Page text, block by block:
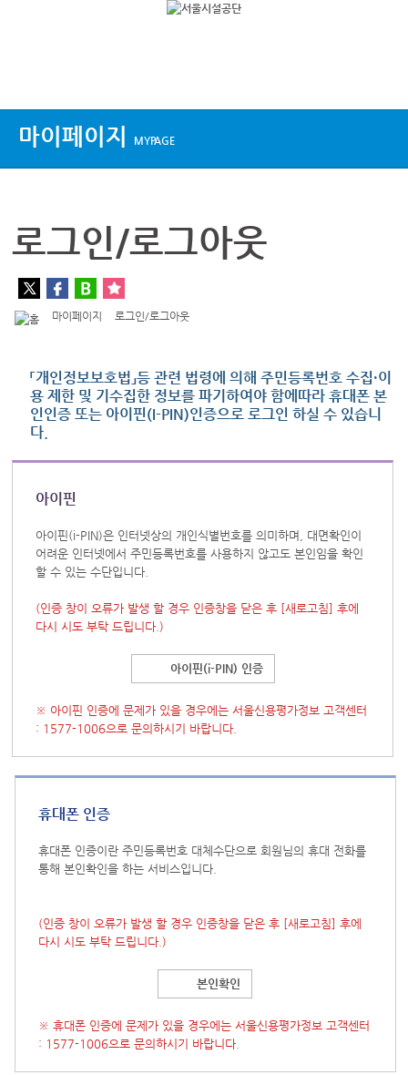
마이페이지 MYPAGE
로그인/로그아웃
마이페이지 로그인/로그아웃
「개인정보보호법」등 관련 법령에 의해 주민등록번호 수집·이
용 제한 및 기수집한 정보를 파기하여야 함에따라 휴대폰 본
인인증 또는 아이핀(I-PIN)인증으로 로그인 하실 수 있습니
다.
아이핀
아이핀(i-PIN)은 인터넷상의 개인식별번호를 의미하며, 대면확인이
어려운 인터넷에서 주민등록번호를 사용하지 않고도 본인임을 확인
할 수 있는 수단입니다.
(인증 창이 오류가 발생 할 경우 인증창을 닫은 후 [새로고침] 후에
다시 시도 부탁 드립니다.)
아이핀(i-PIN) 인증
※ 아이핀 인증에 문제가 있을 경우에는 서울신용평가정보 고객센터
: 1577-1006으로 문의하시기 바랍니다.
휴대폰 인증
휴대폰 인증이란 주민등록번호 대체수단으로 회원님의 휴대 전화를
통해 본인확인을 하는 서비스입니다.
(인증 창이 오류가 발생 할 경우 인증창을 닫은 후 [새로고침] 후에
다시 시도 부탁 드립니다.)
본인확인
※ 휴대폰 인증에 문제가 있을 경우에는 서울신용평가정보 고객센터
: 1577-1006으로 문의하시기 바랍니다.